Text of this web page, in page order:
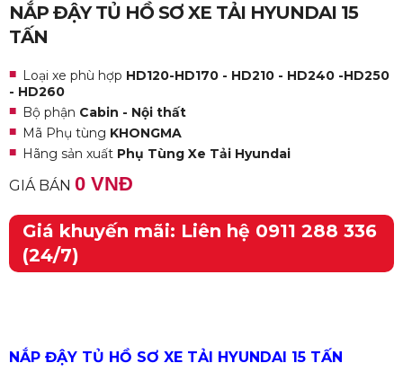
NẮP ĐẬY TỦ HỒ SƠ XE TẢI HYUNDAI 15
TẤN
Loại xe phù hợp HD120-HD170 - HD210 - HD240 -HD250
- HD260
Bộ phận Cabin - Nội thất
Mã Phụ tùng KHONGMA
Hãng sản xuất Phụ Tùng Xe Tải Hyundai
GIÁ BÁN 0 VNĐ
Giá khuyến mãi: Liên hệ 0911 288 336
(24/7)
NẮP ĐẬY TỦ HỒ SƠ XE TẢI HYUNDAI 15 TẤN